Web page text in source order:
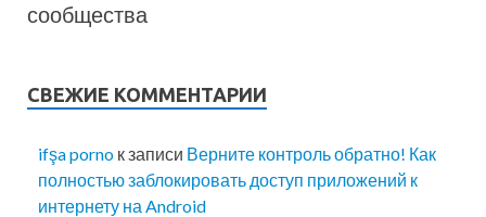
сообщества
СВЕЖИЕ КОММЕНТАРИИ
ifşa porno к записи Верните контроль обратно! Как
полностью заблокировать доступ приложений к
интернету на Android